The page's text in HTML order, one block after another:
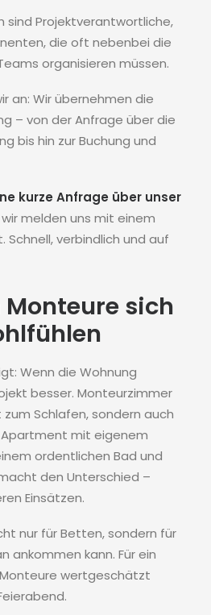
sind Projektverantwortliche,
die oft nebenbei die
organisieren müssen.
an: Wir übernehmen die
– von der Anfrage über die
bis hin zur Buchung und
kurze Anfrage über unser
melden uns mit einem
verbindlich und auf
sich
Wenn die Wohnung
besser. Monteurzimmer
Schlafen, sondern auch
Apartment mit eigenem
ordentlichen Bad und
den Unterschied –
Einsätzen.
nur für Betten, sondern für
ankommen kann. Für ein
wertgeschätzt